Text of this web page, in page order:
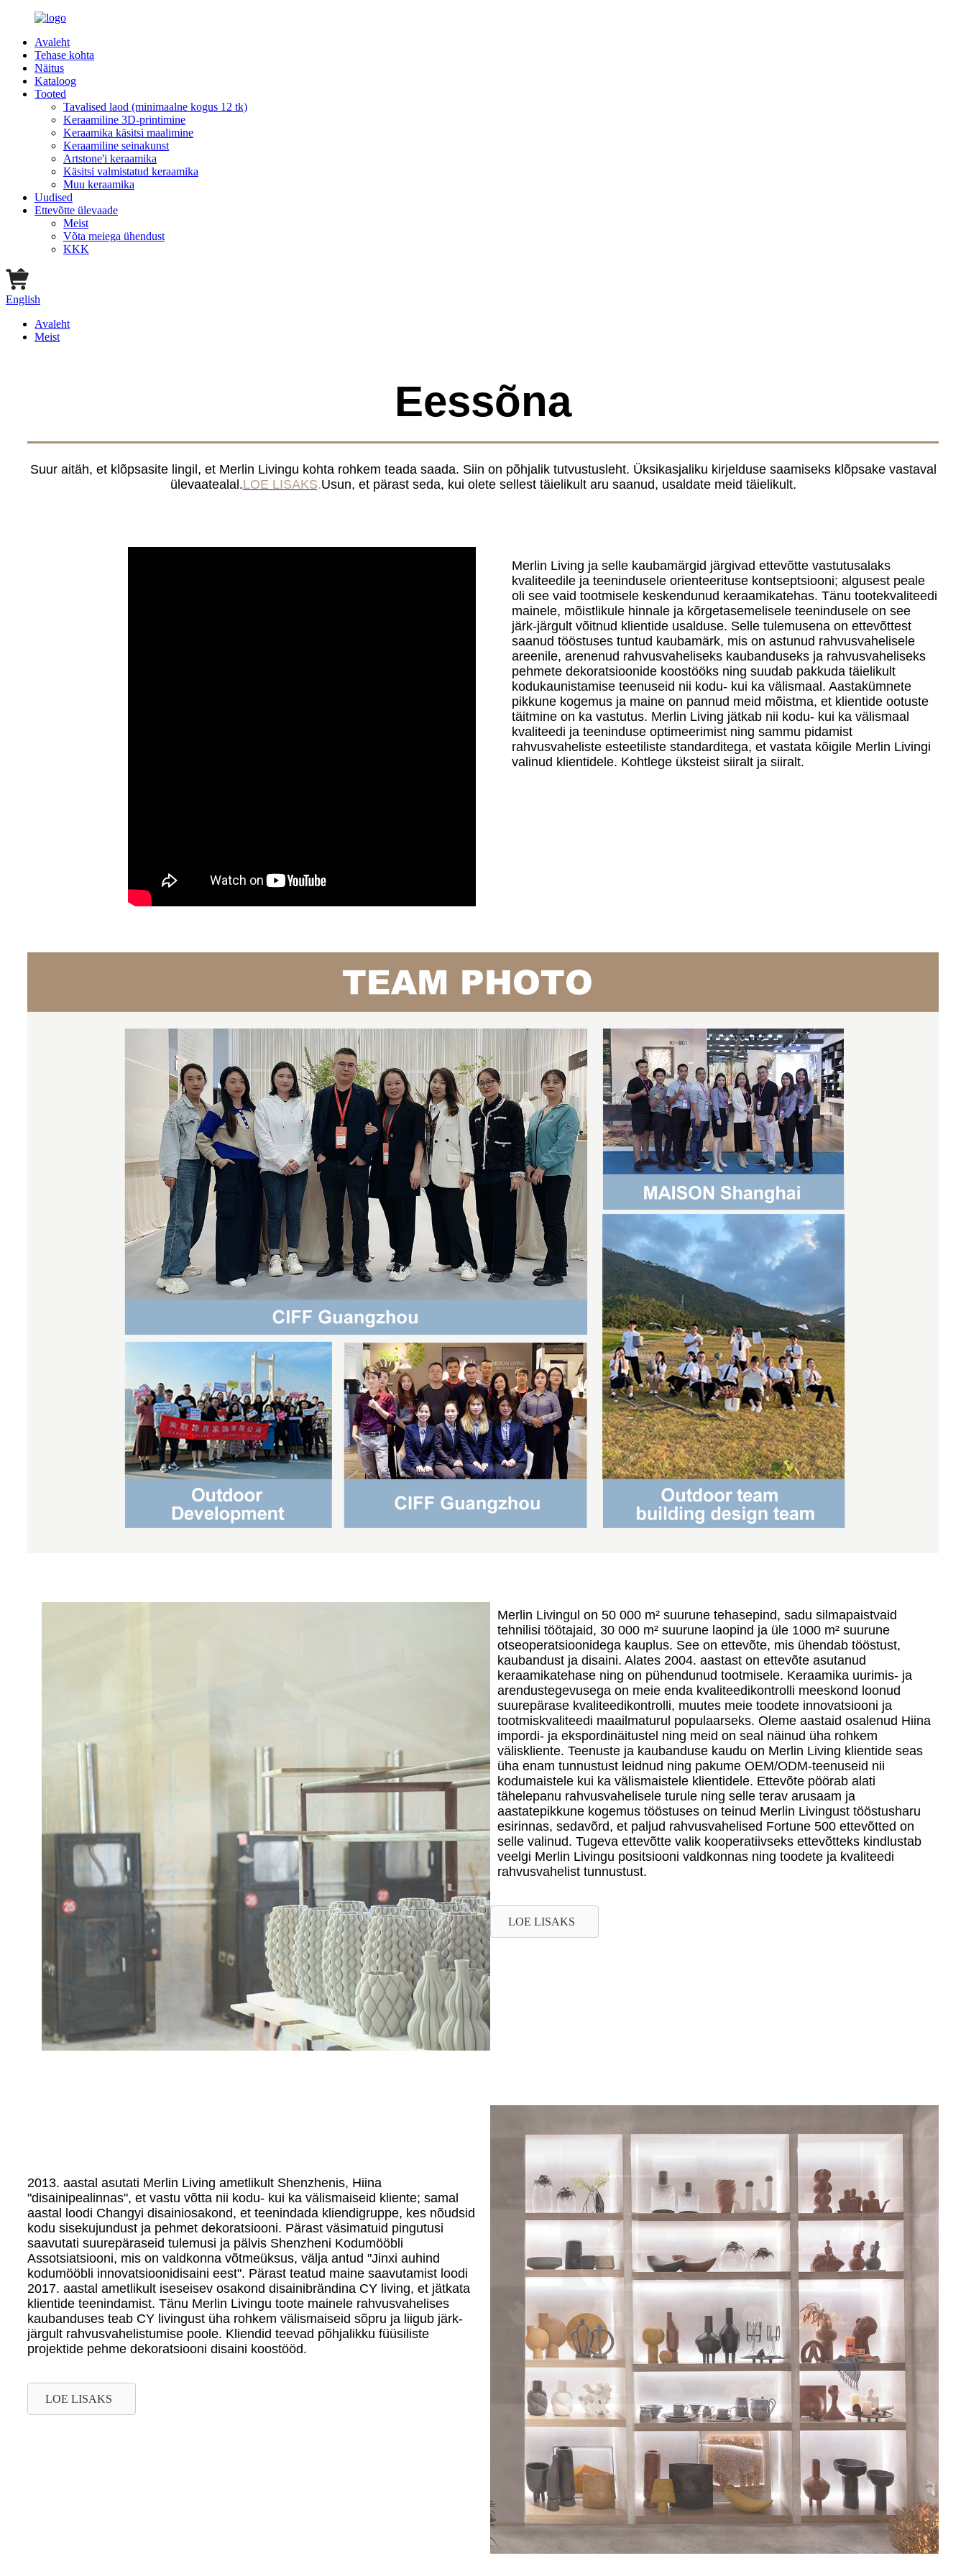
Avaleht
Tehase kohta
Näitus
Kataloog
Tooted
Tavalised laod (minimaalne kogus 12 tk)
Keraamiline 3D-printimine
Keraamika käsitsi maalimine
Keraamiline seinakunst
Artstone'i keraamika
Käsitsi valmistatud keraamika
Muu keraamika
Uudised
Ettevõtte ülevaade
Meist
Võta meiega ühendust
KKK
English
Avaleht
Meist
Eessõna
Suur aitäh, et klõpsasite lingil, et Merlin Livingu kohta rohkem teada saada. Siin on põhjalik tutvustusleht. Üksikasjaliku kirjelduse saamiseks klõpsake vastaval
ülevaatealal.LOE LISAKS.Usun, et pärast seda, kui olete sellest täielikult aru saanud, usaldate meid täielikult.
Merlin Living ja selle kaubamärgid järgivad ettevõtte vastutusalaks
kvaliteedile ja teenindusele orienteerituse kontseptsiooni; algusest peale
oli see vaid tootmisele keskendunud keraamikatehas. Tänu tootekvaliteedi
mainele, mõistlikule hinnale ja kõrgetasemelisele teenindusele on see
järk-järgult võitnud klientide usalduse. Selle tulemusena on ettevõttest
saanud tööstuses tuntud kaubamärk, mis on astunud rahvusvahelisele
areenile, arenenud rahvusvaheliseks kaubanduseks ja rahvusvaheliseks
pehmete dekoratsioonide koostööks ning suudab pakkuda täielikult
kodukaunistamise teenuseid nii kodu- kui ka välismaal. Aastakümnete
pikkune kogemus ja maine on pannud meid mõistma, et klientide ootuste
täitmine on ka vastutus. Merlin Living jätkab nii kodu- kui ka välismaal
kvaliteedi ja teeninduse optimeerimist ning sammu pidamist
rahvusvaheliste esteetiliste standarditega, et vastata kõigile Merlin Livingi
valinud klientidele. Kohtlege üksteist siiralt ja siiralt.
Merlin Livingul on 50 000 m² suurune tehasepind, sadu silmapaistvaid
tehnilisi töötajaid, 30 000 m² suurune laopind ja üle 1000 m² suurune
otseoperatsioonidega kauplus. See on ettevõte, mis ühendab tööstust,
kaubandust ja disaini. Alates 2004. aastast on ettevõte asutanud
keraamikatehase ning on pühendunud tootmisele. Keraamika uurimis- ja
arendustegevusega on meie enda kvaliteedikontrolli meeskond loonud
suurepärase kvaliteedikontrolli, muutes meie toodete innovatsiooni ja
tootmiskvaliteedi maailmaturul populaarseks. Oleme aastaid osalenud Hiina
impordi- ja ekspordinäitustel ning meid on seal näinud üha rohkem
väliskliente. Teenuste ja kaubanduse kaudu on Merlin Living klientide seas
üha enam tunnustust leidnud ning pakume OEM/ODM-teenuseid nii
kodumaistele kui ka välismaistele klientidele. Ettevõte pöörab alati
tähelepanu rahvusvahelisele turule ning selle terav arusaam ja
aastatepikkune kogemus tööstuses on teinud Merlin Livingust tööstusharu
esirinnas, sedavõrd, et paljud rahvusvahelised Fortune 500 ettevõtted on
selle valinud. Tugeva ettevõtte valik kooperatiivseks ettevõtteks kindlustab
veelgi Merlin Livingu positsiooni valdkonnas ning toodete ja kvaliteedi
rahvusvahelist tunnustust.
LOE LISAKS
2013. aastal asutati Merlin Living ametlikult Shenzhenis, Hiina
"disainipealinnas", et vastu võtta nii kodu- kui ka välismaiseid kliente; samal
aastal loodi Changyi disainiosakond, et teenindada kliendigruppe, kes nõudsid
kodu sisekujundust ja pehmet dekoratsiooni. Pärast väsimatuid pingutusi
saavutati suurepäraseid tulemusi ja pälvis Shenzheni Kodumööbli
Assotsiatsiooni, mis on valdkonna võtmeüksus, välja antud "Jinxi auhind
kodumööbli innovatsioonidisaini eest". Pärast teatud maine saavutamist loodi
2017. aastal ametlikult iseseisev osakond disainibrändina CY living, et jätkata
klientide teenindamist. Tänu Merlin Livingu toote mainele rahvusvahelises
kaubanduses teab CY livingust üha rohkem välismaiseid sõpru ja liigub järk-
järgult rahvusvahelistumise poole. Kliendid teevad põhjalikku füüsiliste
projektide pehme dekoratsiooni disaini koostööd.
LOE LISAKS